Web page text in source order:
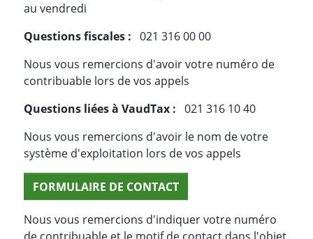
au vendredi
Questions fiscales : 021 316 00 00
Nous vous remercions d'avoir votre numéro de
contribuable lors de vos appels
Questions liées à VaudTax : 021 316 10 40
Nous vous remercions d'avoir le nom de votre
système d'exploitation lors de vos appels
FORMULAIRE DE CONTACT
Nous vous remercions d'indiquer votre numéro
de contribuable et le motif de contact dans l'objet